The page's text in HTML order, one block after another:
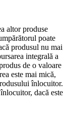
altor produse
poate
produsul nu mai
integrală a
de o valoare
este mai mică,
înlocuitor.
dacă este